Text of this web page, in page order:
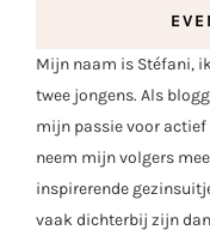
Mijn naam is Stéfani,
twee jongens. Als
mijn passie voor
neem mijn volgers
inspirerende
vaak dichterbij zijn